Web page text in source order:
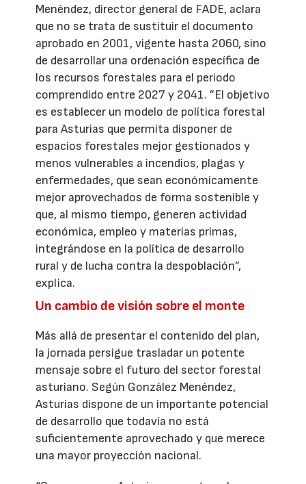
Menéndez, director general de FADE, aclara
que no se trata de sustituir el documento
aprobado en 2001, vigente hasta 2060, sino
de desarrollar una ordenación específica de
los recursos forestales para el periodo
comprendido entre 2027 y 2041. ”El objetivo
es establecer un modelo de política forestal
para Asturias que permita disponer de
espacios forestales mejor gestionados y
menos vulnerables a incendios, plagas y
enfermedades, que sean económicamente
mejor aprovechados de forma sostenible y
que, al mismo tiempo, generen actividad
económica, empleo y materias primas,
integrándose en la política de desarrollo
rural y de lucha contra la despoblación”,
explica.
Un cambio de visión sobre el monte
Más allá de presentar el contenido del plan,
la jornada persigue trasladar un potente
mensaje sobre el futuro del sector forestal
asturiano. Según González Menéndez,
Asturias dispone de un importante potencial
de desarrollo que todavía no está
suficientemente aprovechado y que merece
una mayor proyección nacional.